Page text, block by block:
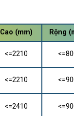
Cao (mm) Rộng
<=2210
<=2210
<=2410